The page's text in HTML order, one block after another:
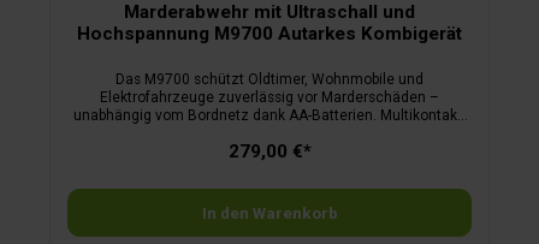
Marderabwehr mit Ultraschall und
Hochspannung M9700 Autarkes Kombigerät
Das M9700 schützt Oldtimer, Wohnmobile und
Elektrofahrzeuge zuverlässig vor Marderschäden –
unabhängig vom Bordnetz dank AA-Batterien. Multikontakt-
während pulsierender Sinus-Ultraschall aus einem
Battery-Anzeige, automatischer Schaltung,
Sicherheitsmotorhaubenschalter, CAN-Bus-Kompatibilität und
E1-Zeichen ist das Gerät sicher, wasserdicht, erweiterbar und
279,00 €*
In den Warenkorb